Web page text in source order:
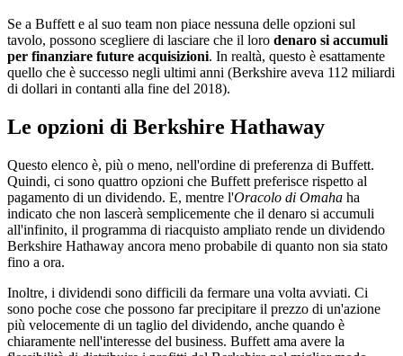
Se a Buffett e al suo team non piace nessuna delle opzioni sul
tavolo, possono scegliere di lasciare che il loro denaro si accumuli
per finanziare future acquisizioni. In realtà, questo è esattamente
quello che è successo negli ultimi anni (Berkshire aveva 112 miliardi
di dollari in contanti alla fine del 2018).
Le opzioni di Berkshire Hathaway
Questo elenco è, più o meno, nell'ordine di preferenza di Buffett.
Quindi, ci sono quattro opzioni che Buffett preferisce rispetto al
pagamento di un dividendo. E, mentre l'Oracolo di Omaha ha
indicato che non lascerà semplicemente che il denaro si accumuli
all'infinito, il programma di riacquisto ampliato rende un dividendo
Berkshire Hathaway ancora meno probabile di quanto non sia stato
fino a ora.
Inoltre, i dividendi sono difficili da fermare una volta avviati. Ci
sono poche cose che possono far precipitare il prezzo di un'azione
più velocemente di un taglio del dividendo, anche quando è
chiaramente nell'interesse del business. Buffett ama avere la